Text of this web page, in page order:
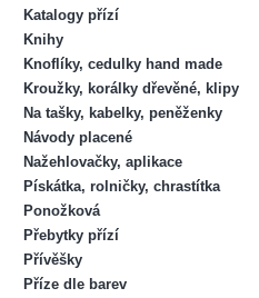
Katalogy přízí
Knihy
Knoflíky, cedulky hand made
Kroužky, korálky dřevěné, klipy
Na tašky, kabelky, peněženky
Návody placené
Nažehlovačky, aplikace
Pískátka, rolničky, chrastítka
Ponožková
Přebytky přízí
Přívěšky
Příze dle barev